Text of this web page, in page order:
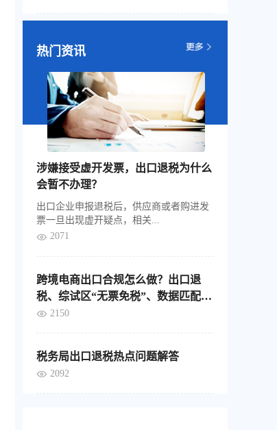
热门资讯
涉嫌接受虚开发票，出口退税为什么
会暂不办理？
出口企业申报退税后，供应商或者购进发
票一旦出现虚开疑点，相关...
2071
跨境电商出口合规怎么做？出口退
税、综试区“无票免税”、数据匹配，
这4个要点要分清
2150
税务局出口退税热点问题解答
2092